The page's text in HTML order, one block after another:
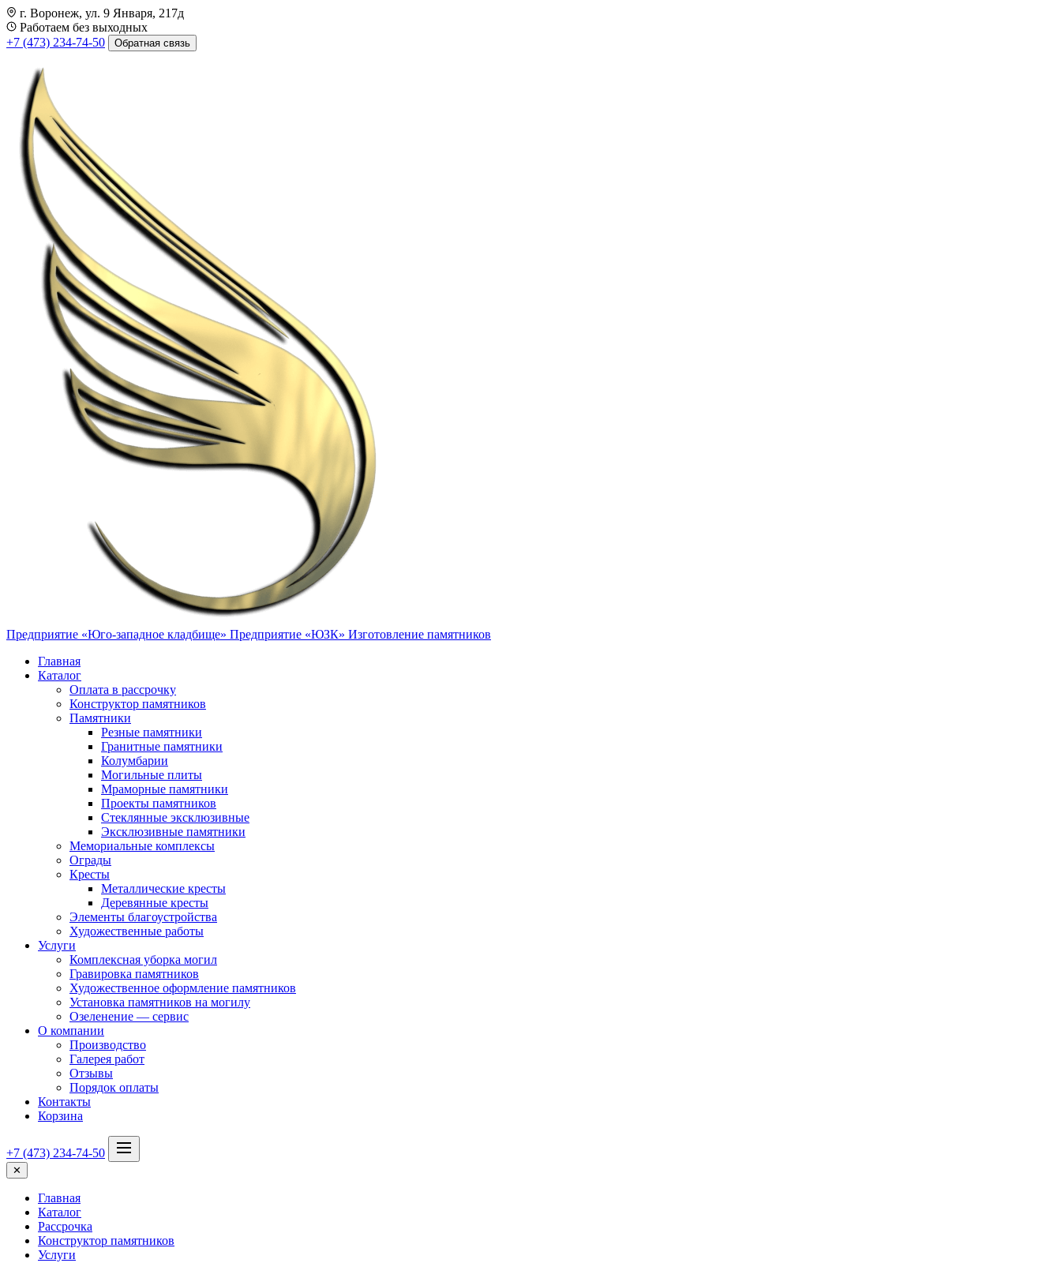
г. Воронеж, ул. 9 Января, 217д
Работаем без выходных
+7 (473) 234-74-50
Обратная связь
Предприятие «Юго-западное кладбище» Предприятие «ЮЗК» Изготовление памятников
Главная
Каталог
Оплата в рассрочку
Конструктор памятников
Памятники
Резные памятники
Гранитные памятники
Колумбарии
Могильные плиты
Мраморные памятники
Проекты памятников
Стеклянные эксклюзивные
Эксклюзивные памятники
Мемориальные комплексы
Ограды
Кресты
Металлические кресты
Деревянные кресты
Элементы благоустройства
Художественные работы
Услуги
Комплексная уборка могил
Гравировка памятников
Художественное оформление памятников
Установка памятников на могилу
Озеленение — сервис
О компании
Производство
Галерея работ
Отзывы
Порядок оплаты
Контакты
Корзина
+7 (473) 234-74-50
✕
Главная
Каталог
Рассрочка
Конструктор памятников
Услуги